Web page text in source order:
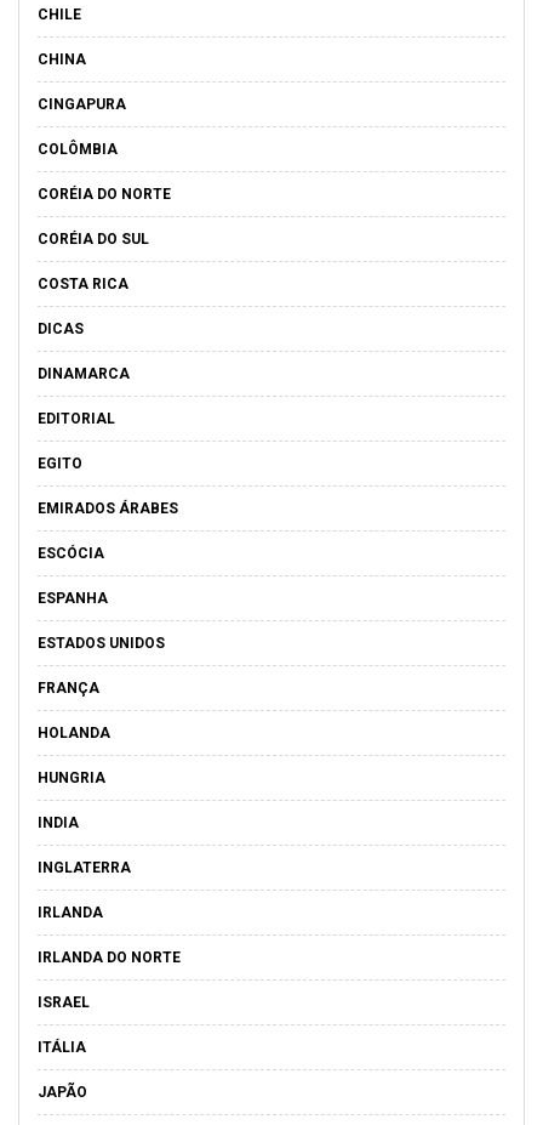
CHILE
CHINA
CINGAPURA
COLÔMBIA
CORÉIA DO NORTE
CORÉIA DO SUL
COSTA RICA
DICAS
DINAMARCA
EDITORIAL
EGITO
EMIRADOS ÁRABES
ESCÓCIA
ESPANHA
ESTADOS UNIDOS
FRANÇA
HOLANDA
HUNGRIA
INDIA
INGLATERRA
IRLANDA
IRLANDA DO NORTE
ISRAEL
ITÁLIA
JAPÃO